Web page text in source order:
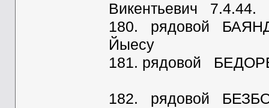
Викентьевич 7.4.44.
180. рядовой
Йыесу
181. рядовой
182. рядовой